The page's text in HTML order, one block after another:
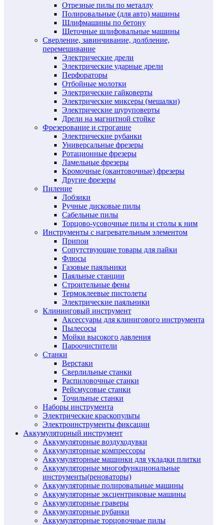
Отрезные пилы по металлу
Полировальные (для авто) машины
Шлифмашины по бетону
Щеточные шлифовальные машины
Сверление, завинчивание, долбление,
перемешивание
Электрические дрели
Электрические ударные дрели
Перфораторы
Отбойные молотки
Электрические гайковерты
Электрические миксеры (мешалки)
Электрические шуруповерты
Дрели на магнитной стойке
Фрезерование и строгание
Электрические рубанки
Универсальные фрезеры
Ротационные фрезеры
Ламельные фрезеры
Кромочные (окантовочные) фрезеры
Другие фрезеры
Пиление
Лобзики
Ручные дисковые пилы
Сабельные пилы
Торцово-усовочные пилы и столы к ним
Инструменты с нагревательным элементом
Припои
Сопутствующие товары для пайки
Флюсы
Газовые паяльники
Паяльные станции
Строительные фены
Термоклеевые пистолеты
Электрические паяльники
Клининговый инструмент
Аксессуары для клинигового инструмента
Пылесосы
Мойки высокого давления
Пароочистители
Станки
Верстаки
Сверлильные станки
Распиловочные станки
Рейсмусовые станки
Точильные станки
Наборы инструмента
Электрические краскопульты
Электроинструменты фиксации
Аккумуляторный инструмент
Аккумуляторные воздуходувки
Аккумуляторные компрессоры
Аккумуляторные машинки для укладки плитки
Аккумуляторные многофункциональные
инструменты(реноваторы)
Аккумуляторные полировальные машины
Аккумуляторные эксцентриковые машины
Аккумуляторные граверы
Аккумуляторные рубанки
Аккумуляторные торцовочные пилы